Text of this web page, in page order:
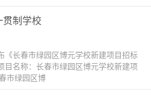
贯制学校
《长春市绿园区博元学校新建项目招标
目名称：长春市绿园区博元学校新建项
市绿园区博